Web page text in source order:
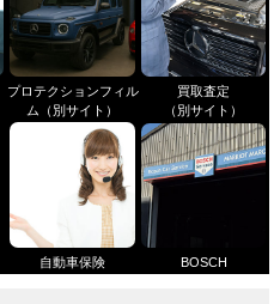
プロテクションフィル
ム（別サイト）
買取査定
（別サイト）
自動車保険 BOSCH